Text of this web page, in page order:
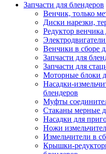
Запчасти для блендеров
Венчик, только
Диски нарезки,
Редуктор венчика
Венчики в сборе
Запчасти для
Запчасти для
Моторные блоки
Насадки-
блендеров
Муфты
Стаканы мерные
Насадки для
Ножи
Измельчители в
Крышки-